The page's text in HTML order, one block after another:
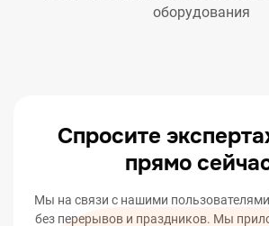
оборудования
Спросите
прямо
Мы на связи с нашими
без перерывов и праздников. Мы